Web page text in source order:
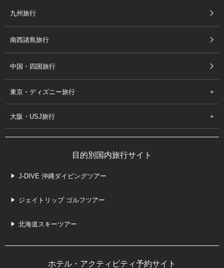
九州旅行
南西諸島旅行
中国・四国旅行
東京・ディズニー旅行
大阪・USJ旅行
目的別国内旅行サイト
J-DIVE 沖縄ダイビングツアー
ジェイトリップ ゴルフツアー
北海道スキーツアー
ホテル・アクティビティ予約サイト